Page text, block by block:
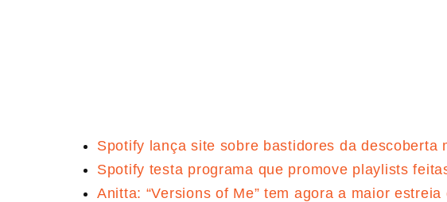
Spotify lança site sobre bastidores da descoberta
Spotify testa programa que promove playlists
Anitta: “Versions of Me” tem agora a maior